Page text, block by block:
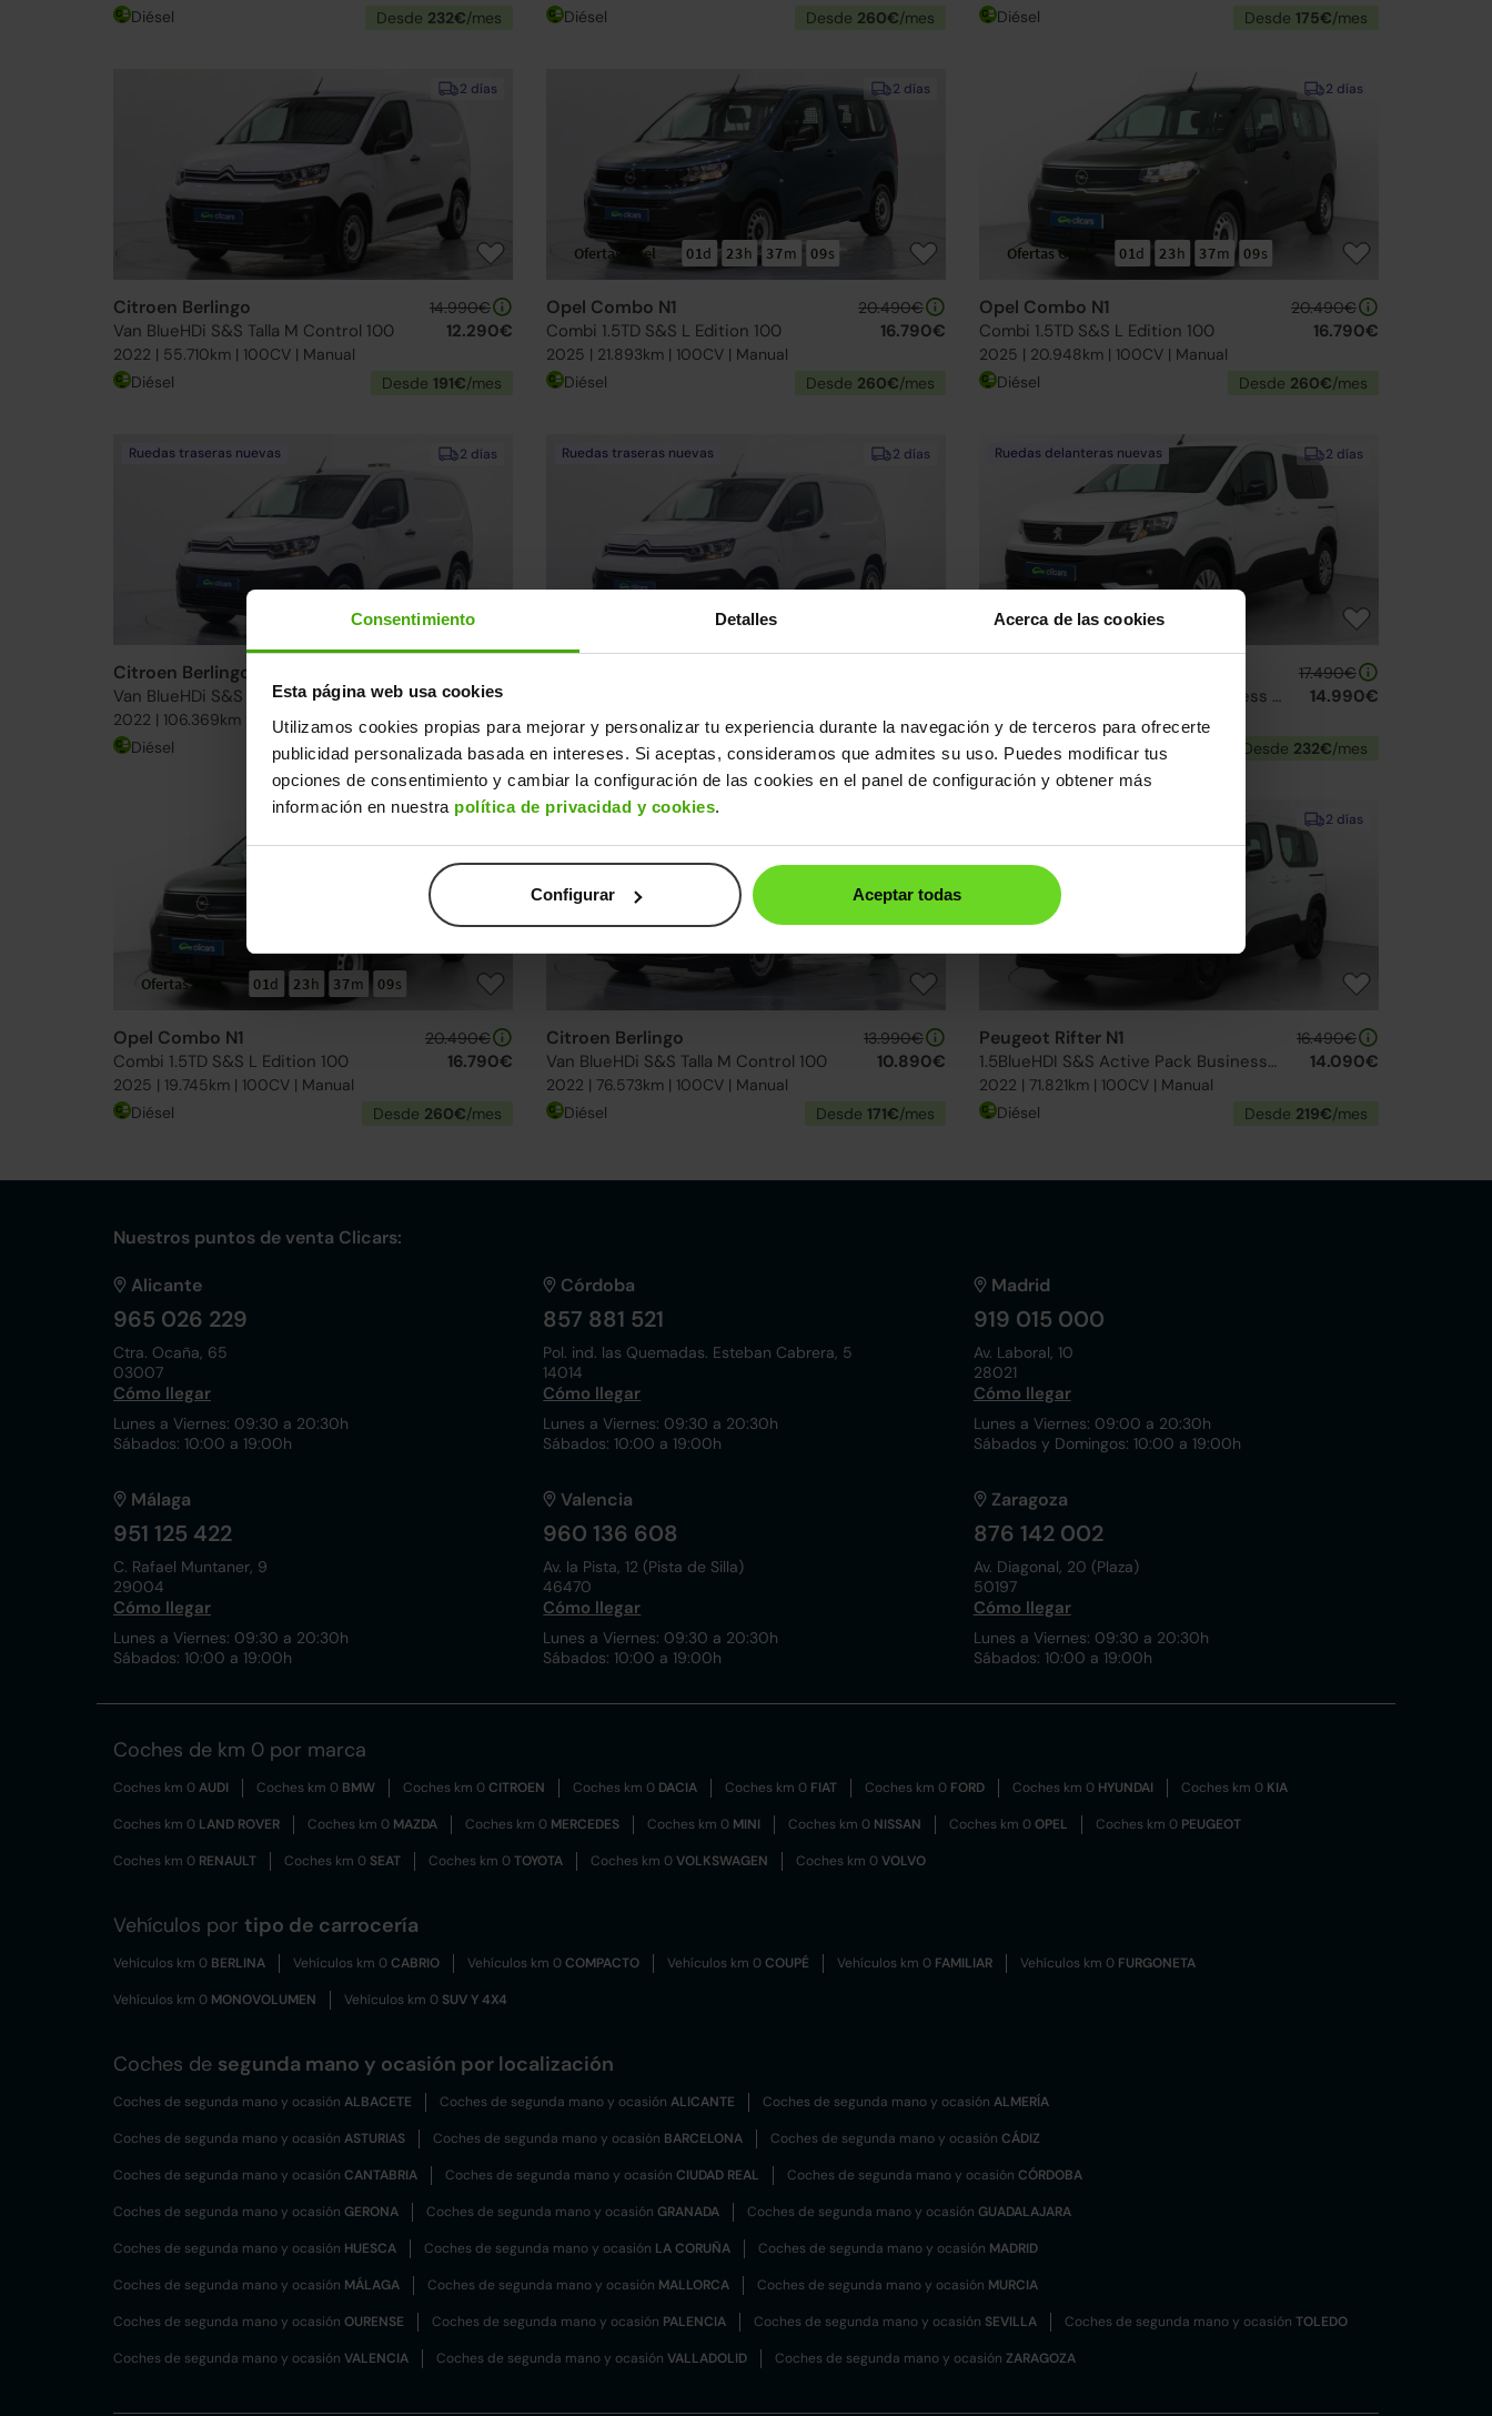
Consentimiento Detalles Acerca de las cookies
Esta página web usa cookies
Utilizamos cookies propias para mejorar y personalizar tu experiencia durante la navegación y de terceros para ofrecerte
publicidad personalizada basada en intereses. Si aceptas, consideramos que admites su uso. Puedes modificar tus
opciones de consentimiento y cambiar la configuración de las cookies en el panel de configuración y obtener más
información en nuestra política de privacidad y cookies.
Configurar Aceptar todas
Diésel Desde 232€/mes Diésel Desde 260€/mes Diésel Desde 175€/mes
2 días
Citroen Berlingo
Van BlueHDi S&S Talla M Control 100
2022 | 55.710km | 100CV | Manual
14.990€
12.290€
Diésel Desde 191€/mes
2 días
Ofertas Opel 01d 23h 37m 09s
Opel Combo N1
Combi 1.5TD S&S L Edition 100
2025 | 21.893km | 100CV | Manual
20.490€
16.790€
Diésel Desde 260€/mes
2 días
Ofertas Opel 01d 23h 37m 09s
Opel Combo N1
Combi 1.5TD S&S L Edition 100
2025 | 20.948km | 100CV | Manual
20.490€
16.790€
Diésel Desde 260€/mes
2 días
Ruedas traseras nuevas
Citroen Berlingo
Van BlueHDi S&S Talla M Control 100
2022 | 106.369km | 100CV | Manual
11.390€
Diésel Desde178€ /mes
2 días
Ruedas traseras nuevas
2022 | 76.193km | 100CV | Manual
Diésel Desde171€/mes
2 días
Ruedas delanteras nuevas
1.5BlueHDI S&S Active Pack Business Standard 100
2022 | 61.373km | 100CV | Manual
17.490€
14.990€
Diésel Desde 232€/mes
Ofertas Opel 01d 23h 37m 09s
Opel Combo N1
Combi 1.5TD S&S L Edition 100
2025 | 19.745km | 100CV | Manual
20.490€
16.790€
Diésel Desde 260€/mes
Ruedas delanteras nuevas
Citroen Berlingo
Van BlueHDi S&S Talla M Control 100
2022 | 76.573km | 100CV | Manual
13.990€
10.890€
Diésel Desde 171€/mes
2 días
Peugeot Rifter N1
1.5BlueHDI S&S Active Pack Business Standard 100
2022 | 71.821km | 100CV | Manual
16.490€
14.090€
Diésel Desde 219€/mes
Nuestros puntos de venta Clicars:
Alicante
965 026 229
Ctra. Ocaña, 65
03007
Cómo llegar
Lunes a Viernes: 09:30 a 20:30h
Sábados: 10:00 a 19:00h
Córdoba
857 881 521
Pol. ind. las Quemadas. Esteban Cabrera, 5
14014
Cómo llegar
Lunes a Viernes: 09:30 a 20:30h
Sábados: 10:00 a 19:00h
Madrid
919 015 000
Av. Laboral, 10
28021
Cómo llegar
Lunes a Viernes: 09:00 a 20:30h
Sábados y Domingos: 10:00 a 19:00h
Málaga
951 125 422
C. Rafael Muntaner, 9
29004
Cómo llegar
Lunes a Viernes: 09:30 a 20:30h
Sábados: 10:00 a 19:00h
Valencia
960 136 608
Av. la Pista, 12 (Pista de Silla)
46470
Cómo llegar
Lunes a Viernes: 09:30 a 20:30h
Sábados: 10:00 a 19:00h
Zaragoza
876 142 002
Av. Diagonal, 20 (Plaza)
50197
Cómo llegar
Lunes a Viernes: 09:30 a 20:30h
Sábados: 10:00 a 19:00h
Coches de km 0 por marca
Coches km 0AUDI Coches km 0 BMW Coches km 0CITROEN Coches km 0 DACIA Coches km 0 FIAT Coches km 0 FORD Coches km 0 HYUNDAI Coches km 0 KIA
Coches km 0 LAND ROVER Coches km 0 MAZDA Coches km 0 MERCEDES Coches km 0 MINI Coches km 0 NISSAN Coches km 0OPEL Coches km 0 PEUGEOT
Coches km 0 RENAULT Coches km 0 SEAT Coches km 0TOYOTA Coches km 0VOLKSWAGEN Coches km 0VOLVO
Vehículos por tipo de carrocería
Vehículos km 0 BERLINA Vehículos km 0CABRIO Vehículos km 0COMPACTO Vehículos km 0COUPÉ Vehículos km 0 FAMILIAR Vehículos km 0 FURGONETA
Vehículos km 0 MONOVOLUMEN Vehículos km 0 SUV Y 4X4
Coches de segunda mano y ocasión por localización
Coches de segunda mano y ocasión ALBACETE Coches de segunda mano y ocasión ALICANTE Coches de segunda mano y ocasión ALMERÍA
Coches de segunda mano y ocasión ASTURIAS Coches de segunda mano y ocasión BARCELONA Coches de segunda mano y ocasión CÁDIZ
Coches de segunda mano y ocasión CANTABRIA Coches de segunda mano y ocasión CIUDAD REAL Coches de segunda mano y ocasión CÓRDOBA
Coches de segunda mano y ocasión GERONA Coches de segunda mano y ocasión GRANADA Coches de segunda mano y ocasión GUADALAJARA
Coches de segunda mano y ocasión HUESCA Coches de segunda mano y ocasión LA CORUÑA Coches de segunda mano y ocasión MADRID
Coches de segunda mano y ocasión MÁLAGA Coches de segunda mano y ocasión MALLORCA Coches de segunda mano y ocasión MURCIA
Coches de segunda mano y ocasión OURENSE Coches de segunda mano y ocasión PALENCIA Coches de segunda mano y ocasión SEVILLA Coches de segunda mano y ocasión TOLEDO
Coches de segunda mano y ocasión VALENCIA Coches de segunda mano y ocasión VALLADOLID Coches de segunda mano y ocasión ZARAGOZA